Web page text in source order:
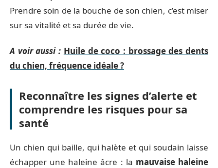
Prendre soin de la bouche de son chien, c’est miser
sur sa vitalité et sa durée de vie.
A voir aussi : Huile de coco : brossage des dents
du chien, fréquence idéale ?
Reconnaître les signes d’alerte et
comprendre les risques pour sa
santé
Un chien qui baille, qui halète et qui soudain laisse
échapper une haleine âcre : la mauvaise haleine